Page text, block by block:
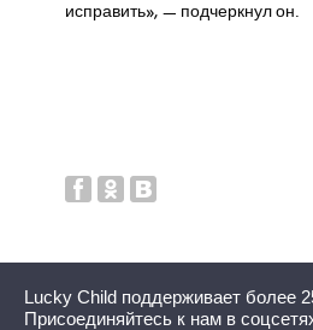
исправить», — подчеркнул он.
Lucky Child поддерживает более
Присоединяйтесь к нам в